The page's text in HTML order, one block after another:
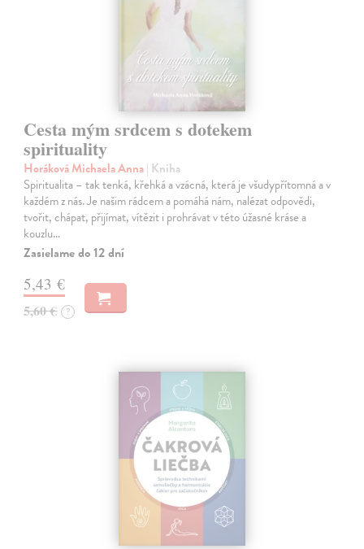
Cesta mým srdcem s dotekem
spirituality
Horáková Michaela Anna| Kniha
Spiritualita – tak tenká, křehká a vzácná, která je všudypřítomná a v
každém z nás. Je našim rádcem a pomáhá nám, nalézat odpovědi,
tvořit, chápat, přijímat, vítězit i prohrávat v této úžasné kráse a
kouzlu…
Zasielame do 12 dní
5,43 €
5,60 € ?